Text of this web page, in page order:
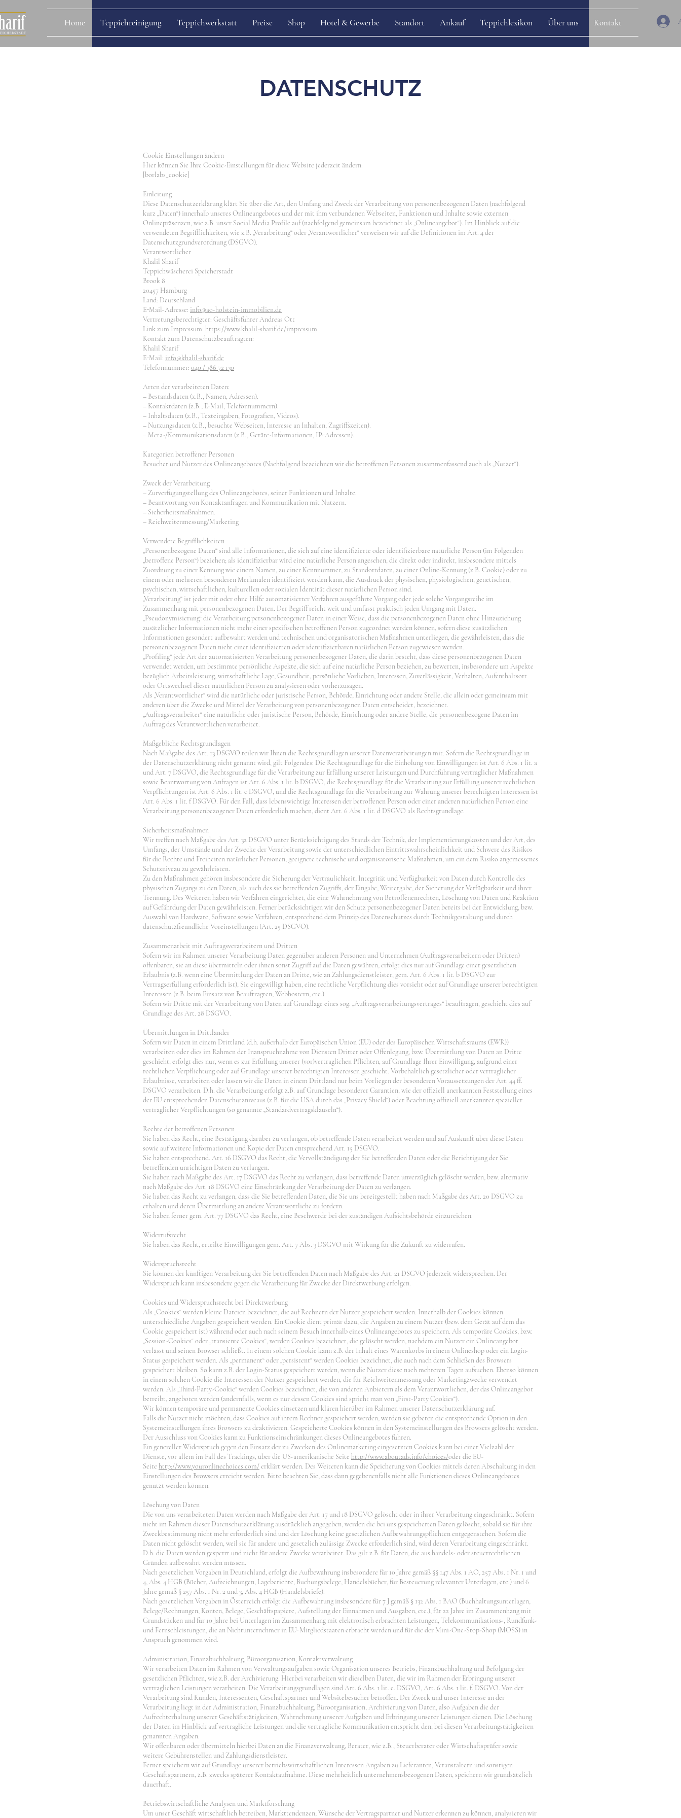
Home Teppichreinigung Teppichwerkstatt Preise Shop Hotel & Gewerbe Standort Ankauf Teppichlexikon Über uns Kontakt
DATENSCHUTZ
Cookie Einstellungen ändern
Hier können Sie Ihre Cookie-Einstellungen für diese Website jederzeit ändern:
[borlabs_cookie]
Einleitung
Diese Datenschutzerklärung klärt Sie über die Art, den Umfang und Zweck der Verarbeitung von personenbezogenen Daten (nachfolgend
kurz „Daten“) innerhalb unseres Onlineangebotes und der mit ihm verbundenen Webseiten, Funktionen und Inhalte sowie externen
Onlinepräsenzen, wie z.B. unser Social Media Profile auf (nachfolgend gemeinsam bezeichnet als „Onlineangebot“). Im Hinblick auf die
verwendeten Begrifflichkeiten, wie z.B. „Verarbeitung“ oder „Verantwortlicher“ verweisen wir auf die Definitionen im Art. 4 der
Datenschutzgrundverordnung (DSGVO).
Verantwortlicher
Khalil Sharif
Teppichwäscherei Speicherstadt
Brook 8
20457 Hamburg
Land: Deutschland
E-Mail-Adresse: info@ao-holstein-immobilien.de
Vertretungsberechtigter: Geschäftsführer Andreas Ott
Link zum Impressum: https://www.khalil-sharif.de/impressum
Kontakt zum Datenschutzbeauftragten:
Khalil Sharif
E-Mail: info@khalil-sharif.de
Telefonnummer: 040 / 386 72 130
Arten der verarbeiteten Daten:
– Bestandsdaten (z.B., Namen, Adressen).
– Kontaktdaten (z.B., E-Mail, Telefonnummern).
– Inhaltsdaten (z.B., Texteingaben, Fotografien, Videos).
– Nutzungsdaten (z.B., besuchte Webseiten, Interesse an Inhalten, Zugriffszeiten).
– Meta-/Kommunikationsdaten (z.B., Geräte-Informationen, IP-Adressen).
Kategorien betroffener Personen
Besucher und Nutzer des Onlineangebotes (Nachfolgend bezeichnen wir die betroffenen Personen zusammenfassend auch als „Nutzer“).
Zweck der Verarbeitung
– Zurverfügungstellung des Onlineangebotes, seiner Funktionen und Inhalte.
– Beantwortung von Kontaktanfragen und Kommunikation mit Nutzern.
– Sicherheitsmaßnahmen.
– Reichweitenmessung/Marketing
Verwendete Begrifflichkeiten
„Personenbezogene Daten“ sind alle Informationen, die sich auf eine identifizierte oder identifizierbare natürliche Person (im Folgenden
„betroffene Person“) beziehen; als identifizierbar wird eine natürliche Person angesehen, die direkt oder indirekt, insbesondere mittels
Zuordnung zu einer Kennung wie einem Namen, zu einer Kennnummer, zu Standortdaten, zu einer Online-Kennung (z.B. Cookie) oder zu
einem oder mehreren besonderen Merkmalen identifiziert werden kann, die Ausdruck der physischen, physiologischen, genetischen,
psychischen, wirtschaftlichen, kulturellen oder sozialen Identität dieser natürlichen Person sind.
„Verarbeitung“ ist jeder mit oder ohne Hilfe automatisierter Verfahren ausgeführte Vorgang oder jede solche Vorgangsreihe im
Zusammenhang mit personenbezogenen Daten. Der Begriff reicht weit und umfasst praktisch jeden Umgang mit Daten.
„Pseudonymisierung“ die Verarbeitung personenbezogener Daten in einer Weise, dass die personenbezogenen Daten ohne Hinzuziehung
zusätzlicher Informationen nicht mehr einer spezifischen betroffenen Person zugeordnet werden können, sofern diese zusätzlichen
Informationen gesondert aufbewahrt werden und technischen und organisatorischen Maßnahmen unterliegen, die gewährleisten, dass die
personenbezogenen Daten nicht einer identifizierten oder identifizierbaren natürlichen Person zugewiesen werden.
„Profiling“ jede Art der automatisierten Verarbeitung personenbezogener Daten, die darin besteht, dass diese personenbezogenen Daten
verwendet werden, um bestimmte persönliche Aspekte, die sich auf eine natürliche Person beziehen, zu bewerten, insbesondere um Aspekte
bezüglich Arbeitsleistung, wirtschaftliche Lage, Gesundheit, persönliche Vorlieben, Interessen, Zuverlässigkeit, Verhalten, Aufenthaltsort
oder Ortswechsel dieser natürlichen Person zu analysieren oder vorherzusagen.
Als „Verantwortlicher“ wird die natürliche oder juristische Person, Behörde, Einrichtung oder andere Stelle, die allein oder gemeinsam mit
anderen über die Zwecke und Mittel der Verarbeitung von personenbezogenen Daten entscheidet, bezeichnet.
„Auftragsverarbeiter“ eine natürliche oder juristische Person, Behörde, Einrichtung oder andere Stelle, die personenbezogene Daten im
Auftrag des Verantwortlichen verarbeitet.
Maßgebliche Rechtsgrundlagen
Nach Maßgabe des Art. 13 DSGVO teilen wir Ihnen die Rechtsgrundlagen unserer Datenverarbeitungen mit. Sofern die Rechtsgrundlage in
der Datenschutzerklärung nicht genannt wird, gilt Folgendes: Die Rechtsgrundlage für die Einholung von Einwilligungen ist Art. 6 Abs. 1 lit. a
und Art. 7 DSGVO, die Rechtsgrundlage für die Verarbeitung zur Erfüllung unserer Leistungen und Durchführung vertraglicher Maßnahmen
sowie Beantwortung von Anfragen ist Art. 6 Abs. 1 lit. b DSGVO, die Rechtsgrundlage für die Verarbeitung zur Erfüllung unserer rechtlichen
Verpflichtungen ist Art. 6 Abs. 1 lit. c DSGVO, und die Rechtsgrundlage für die Verarbeitung zur Wahrung unserer berechtigten Interessen ist
Art. 6 Abs. 1 lit. f DSGVO. Für den Fall, dass lebenswichtige Interessen der betroffenen Person oder einer anderen natürlichen Person eine
Verarbeitung personenbezogener Daten erforderlich machen, dient Art. 6 Abs. 1 lit. d DSGVO als Rechtsgrundlage.
Sicherheitsmaßnahmen
Wir treffen nach Maßgabe des Art. 32 DSGVO unter Berücksichtigung des Stands der Technik, der Implementierungskosten und der Art, des
Umfangs, der Umstände und der Zwecke der Verarbeitung sowie der unterschiedlichen Eintrittswahrscheinlichkeit und Schwere des Risikos
für die Rechte und Freiheiten natürlicher Personen, geeignete technische und organisatorische Maßnahmen, um ein dem Risiko angemessenes
Schutzniveau zu gewährleisten.
Zu den Maßnahmen gehören insbesondere die Sicherung der Vertraulichkeit, Integrität und Verfügbarkeit von Daten durch Kontrolle des
physischen Zugangs zu den Daten, als auch des sie betreffenden Zugriffs, der Eingabe, Weitergabe, der Sicherung der Verfügbarkeit und ihrer
Trennung. Des Weiteren haben wir Verfahren eingerichtet, die eine Wahrnehmung von Betroffenenrechten, Löschung von Daten und Reaktion
auf Gefährdung der Daten gewährleisten. Ferner berücksichtigen wir den Schutz personenbezogener Daten bereits bei der Entwicklung, bzw.
Auswahl von Hardware, Software sowie Verfahren, entsprechend dem Prinzip des Datenschutzes durch Technikgestaltung und durch
datenschutzfreundliche Voreinstellungen (Art. 25 DSGVO).
Zusammenarbeit mit Auftragsverarbeitern und Dritten
Sofern wir im Rahmen unserer Verarbeitung Daten gegenüber anderen Personen und Unternehmen (Auftragsverarbeitern oder Dritten)
offenbaren, sie an diese übermitteln oder ihnen sonst Zugriff auf die Daten gewähren, erfolgt dies nur auf Grundlage einer gesetzlichen
Erlaubnis (z.B. wenn eine Übermittlung der Daten an Dritte, wie an Zahlungsdienstleister, gem. Art. 6 Abs. 1 lit. b DSGVO zur
Vertragserfüllung erforderlich ist), Sie eingewilligt haben, eine rechtliche Verpflichtung dies vorsieht oder auf Grundlage unserer berechtigten
Interessen (z.B. beim Einsatz von Beauftragten, Webhostern, etc.).
Sofern wir Dritte mit der Verarbeitung von Daten auf Grundlage eines sog. „Auftragsverarbeitungsvertrages“ beauftragen, geschieht dies auf
Grundlage des Art. 28 DSGVO.
Übermittlungen in Drittländer
Sofern wir Daten in einem Drittland (d.h. außerhalb der Europäischen Union (EU) oder des Europäischen Wirtschaftsraums (EWR))
verarbeiten oder dies im Rahmen der Inanspruchnahme von Diensten Dritter oder Offenlegung, bzw. Übermittlung von Daten an Dritte
geschieht, erfolgt dies nur, wenn es zur Erfüllung unserer (vor)vertraglichen Pflichten, auf Grundlage Ihrer Einwilligung, aufgrund einer
rechtlichen Verpflichtung oder auf Grundlage unserer berechtigten Interessen geschieht. Vorbehaltlich gesetzlicher oder vertraglicher
Erlaubnisse, verarbeiten oder lassen wir die Daten in einem Drittland nur beim Vorliegen der besonderen Voraussetzungen der Art. 44 ff.
DSGVO verarbeiten. D.h. die Verarbeitung erfolgt z.B. auf Grundlage besonderer Garantien, wie der offiziell anerkannten Feststellung eines
der EU entsprechenden Datenschutzniveaus (z.B. für die USA durch das „Privacy Shield“) oder Beachtung offiziell anerkannter spezieller
vertraglicher Verpflichtungen (so genannte „Standardvertragsklauseln“).
Rechte der betroffenen Personen
Sie haben das Recht, eine Bestätigung darüber zu verlangen, ob betreffende Daten verarbeitet werden und auf Auskunft über diese Daten
sowie auf weitere Informationen und Kopie der Daten entsprechend Art. 15 DSGVO.
Sie haben entsprechend. Art. 16 DSGVO das Recht, die Vervollständigung der Sie betreffenden Daten oder die Berichtigung der Sie
betreffenden unrichtigen Daten zu verlangen.
Sie haben nach Maßgabe des Art. 17 DSGVO das Recht zu verlangen, dass betreffende Daten unverzüglich gelöscht werden, bzw. alternativ
nach Maßgabe des Art. 18 DSGVO eine Einschränkung der Verarbeitung der Daten zu verlangen.
Sie haben das Recht zu verlangen, dass die Sie betreffenden Daten, die Sie uns bereitgestellt haben nach Maßgabe des Art. 20 DSGVO zu
erhalten und deren Übermittlung an andere Verantwortliche zu fordern.
Sie haben ferner gem. Art. 77 DSGVO das Recht, eine Beschwerde bei der zuständigen Aufsichtsbehörde einzureichen.
Widerrufsrecht
Sie haben das Recht, erteilte Einwilligungen gem. Art. 7 Abs. 3 DSGVO mit Wirkung für die Zukunft zu widerrufen.
Widerspruchsrecht
Sie können der künftigen Verarbeitung der Sie betreffenden Daten nach Maßgabe des Art. 21 DSGVO jederzeit widersprechen. Der
Widerspruch kann insbesondere gegen die Verarbeitung für Zwecke der Direktwerbung erfolgen.
Cookies und Widerspruchsrecht bei Direktwerbung
Als „Cookies“ werden kleine Dateien bezeichnet, die auf Rechnern der Nutzer gespeichert werden. Innerhalb der Cookies können
unterschiedliche Angaben gespeichert werden. Ein Cookie dient primär dazu, die Angaben zu einem Nutzer (bzw. dem Gerät auf dem das
Cookie gespeichert ist) während oder auch nach seinem Besuch innerhalb eines Onlineangebotes zu speichern. Als temporäre Cookies, bzw.
„Session-Cookies“ oder „transiente Cookies“, werden Cookies bezeichnet, die gelöscht werden, nachdem ein Nutzer ein Onlineangebot
verlässt und seinen Browser schließt. In einem solchen Cookie kann z.B. der Inhalt eines Warenkorbs in einem Onlineshop oder ein Login-
Status gespeichert werden. Als „permanent“ oder „persistent“ werden Cookies bezeichnet, die auch nach dem Schließen des Browsers
gespeichert bleiben. So kann z.B. der Login-Status gespeichert werden, wenn die Nutzer diese nach mehreren Tagen aufsuchen. Ebenso können
in einem solchen Cookie die Interessen der Nutzer gespeichert werden, die für Reichweitenmessung oder Marketingzwecke verwendet
werden. Als „Third-Party-Cookie“ werden Cookies bezeichnet, die von anderen Anbietern als dem Verantwortlichen, der das Onlineangebot
betreibt, angeboten werden (andernfalls, wenn es nur dessen Cookies sind spricht man von „First-Party Cookies“).
Wir können temporäre und permanente Cookies einsetzen und klären hierüber im Rahmen unserer Datenschutzerklärung auf.
Falls die Nutzer nicht möchten, dass Cookies auf ihrem Rechner gespeichert werden, werden sie gebeten die entsprechende Option in den
Systemeinstellungen ihres Browsers zu deaktivieren. Gespeicherte Cookies können in den Systemeinstellungen des Browsers gelöscht werden.
Der Ausschluss von Cookies kann zu Funktionseinschränkungen dieses Onlineangebotes führen.
Ein genereller Widerspruch gegen den Einsatz der zu Zwecken des Onlinemarketing eingesetzten Cookies kann bei einer Vielzahl der
Dienste, vor allem im Fall des Trackings, über die US-amerikanische Seite http://www.aboutads.info/choices/oder die EU-
Seite http://www.youronlinechoices.com/erklärt werden. Des Weiteren kann die Speicherung von Cookies mittels deren Abschaltung in den
Einstellungen des Browsers erreicht werden. Bitte beachten Sie, dass dann gegebenenfalls nicht alle Funktionen dieses Onlineangebotes
genutzt werden können.
Löschung von Daten
Die von uns verarbeiteten Daten werden nach Maßgabe der Art. 17 und 18 DSGVO gelöscht oder in ihrer Verarbeitung eingeschränkt. Sofern
nicht im Rahmen dieser Datenschutzerklärung ausdrücklich angegeben, werden die bei uns gespeicherten Daten gelöscht, sobald sie für ihre
Zweckbestimmung nicht mehr erforderlich sind und der Löschung keine gesetzlichen Aufbewahrungspflichten entgegenstehen. Sofern die
Daten nicht gelöscht werden, weil sie für andere und gesetzlich zulässige Zwecke erforderlich sind, wird deren Verarbeitung eingeschränkt.
D.h. die Daten werden gesperrt und nicht für andere Zwecke verarbeitet. Das gilt z.B. für Daten, die aus handels- oder steuerrechtlichen
Gründen aufbewahrt werden müssen.
Nach gesetzlichen Vorgaben in Deutschland, erfolgt die Aufbewahrung insbesondere für 10 Jahre gemäß §§ 147 Abs. 1 AO, 257 Abs. 1 Nr. 1 und
4, Abs. 4 HGB (Bücher, Aufzeichnungen, Lageberichte, Buchungsbelege, Handelsbücher, für Besteuerung relevanter Unterlagen, etc.) und 6
Jahre gemäß § 257 Abs. 1 Nr. 2 und 3, Abs. 4 HGB (Handelsbriefe).
Nach gesetzlichen Vorgaben in Österreich erfolgt die Aufbewahrung insbesondere für 7 J gemäß § 132 Abs. 1 BAO (Buchhaltungsunterlagen,
Belege/Rechnungen, Konten, Belege, Geschäftspapiere, Aufstellung der Einnahmen und Ausgaben, etc.), für 22 Jahre im Zusammenhang mit
Grundstücken und für 10 Jahre bei Unterlagen im Zusammenhang mit elektronisch erbrachten Leistungen, Telekommunikations-, Rundfunk-
und Fernsehleistungen, die an Nichtunternehmer in EU-Mitgliedstaaten erbracht werden und für die der Mini-One-Stop-Shop (MOSS) in
Anspruch genommen wird.
Administration, Finanzbuchhaltung, Büroorganisation, Kontaktverwaltung
Wir verarbeiten Daten im Rahmen von Verwaltungsaufgaben sowie Organisation unseres Betriebs, Finanzbuchhaltung und Befolgung der
gesetzlichen Pflichten, wie z.B. der Archivierung. Hierbei verarbeiten wir dieselben Daten, die wir im Rahmen der Erbringung unserer
vertraglichen Leistungen verarbeiten. Die Verarbeitungsgrundlagen sind Art. 6 Abs. 1 lit. c. DSGVO, Art. 6 Abs. 1 lit. f. DSGVO. Von der
Verarbeitung sind Kunden, Interessenten, Geschäftspartner und Websitebesucher betroffen. Der Zweck und unser Interesse an der
Verarbeitung liegt in der Administration, Finanzbuchhaltung, Büroorganisation, Archivierung von Daten, also Aufgaben die der
Aufrechterhaltung unserer Geschäftstätigkeiten, Wahrnehmung unserer Aufgaben und Erbringung unserer Leistungen dienen. Die Löschung
der Daten im Hinblick auf vertragliche Leistungen und die vertragliche Kommunikation entspricht den, bei diesen Verarbeitungstätigkeiten
genannten Angaben.
Wir offenbaren oder übermitteln hierbei Daten an die Finanzverwaltung, Berater, wie z.B., Steuerberater oder Wirtschaftsprüfer sowie
weitere Gebührenstellen und Zahlungsdienstleister.
Ferner speichern wir auf Grundlage unserer betriebswirtschaftlichen Interessen Angaben zu Lieferanten, Veranstaltern und sonstigen
Geschäftspartnern, z.B. zwecks späterer Kontaktaufnahme. Diese mehrheitlich unternehmensbezogenen Daten, speichern wir grundsätzlich
dauerhaft.
Betriebswirtschaftliche Analysen und Marktforschung
Um unser Geschäft wirtschaftlich betreiben, Markttendenzen, Wünsche der Vertragspartner und Nutzer erkennen zu können, analysieren wir